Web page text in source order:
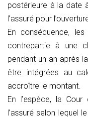
postérieure à la date
l’assuré pour
En conséquence,
contrepartie à une
pendant un an après
être intégrées au
accroître le montant.
En l’espèce, la
l’assuré selon lequel